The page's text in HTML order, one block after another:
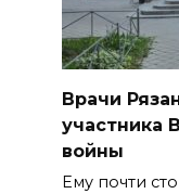
Врачи
участника
войны
Ему почти